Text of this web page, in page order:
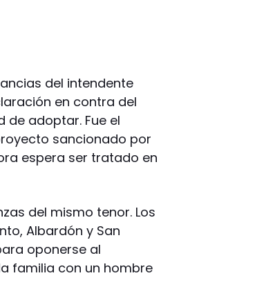
del intendente
en contra del
de adoptar. Fue el
sancionado por
espera ser tratado en
del mismo tenor. Los
Albardón y San
oponerse al
familia con un hombre